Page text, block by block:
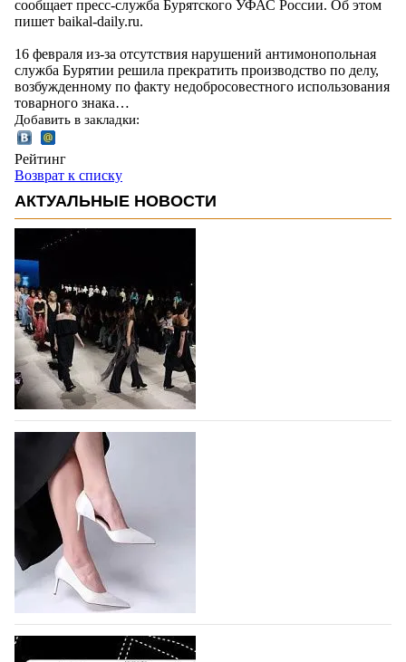
сообщает пресс-служба Бурятского УФАС России. Об этом
пишет baikal-daily.ru.
16 февраля из-за отсутствия нарушений антимонопольная
служба Бурятии решила прекратить производство по делу,
возбужденному по факту недобросовестного использования
товарного знака…
Добавить в закладки:
Рейтинг
Возврат к списку
АКТУАЛЬНЫЕ НОВОСТИ
На участие в Московской неделе моды
подано 1047 заявок
На участие в седьмой Московской неделе моды,
которая пройдет в российской столице с 26 сентября
по 1 октября, уже подано 1047 заявок. Примерно
половину из них (494) прислали дизайнеры,
коллекции которых не были представлены в…
07.08.2026 654
BALLINA представит свои новинки на Euro